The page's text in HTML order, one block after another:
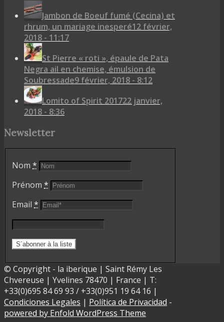
Jambon de Boeuf fumé (Cecina) et
rhrum, un mariage inesperé12 février,
2018 - 11:17
St Pierre « roti », épaule de Pata
Negra ail en chemise, émulsion de
Soubressade9 février, 2018 - 8:12
Lomito of Spirit 201722 janvier,
2018 - 8:36
Newsletter
Nom *
Prénom *
Email *
© Copyright - la iberique | Saint Rémy Les
Chvereuse | Yvelines 78470 | France | T:
+33(0)695 84 69 93 / +33(0)951 19 64 16 |
Condiciones Legales | Política de Privacidad -
powered by Enfold WordPress Theme